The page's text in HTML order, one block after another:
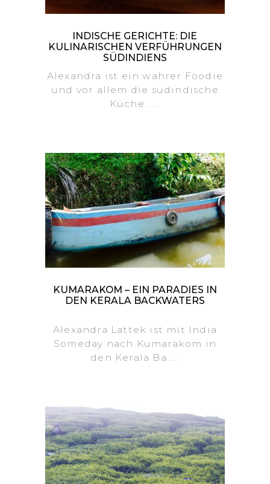
INDISCHE GERICHTE: DIE
KULINARISCHEN VERFÜHRUNGEN
SÜDINDIENS
Alexandra ist ein wahrer Foodie
und vor allem die südindische
Küche .....
KUMARAKOM – EIN PARADIES IN
DEN KERALA BACKWATERS
Alexandra Lattek ist mit India
Someday nach Kumarakom in
den Kerala Ba.....